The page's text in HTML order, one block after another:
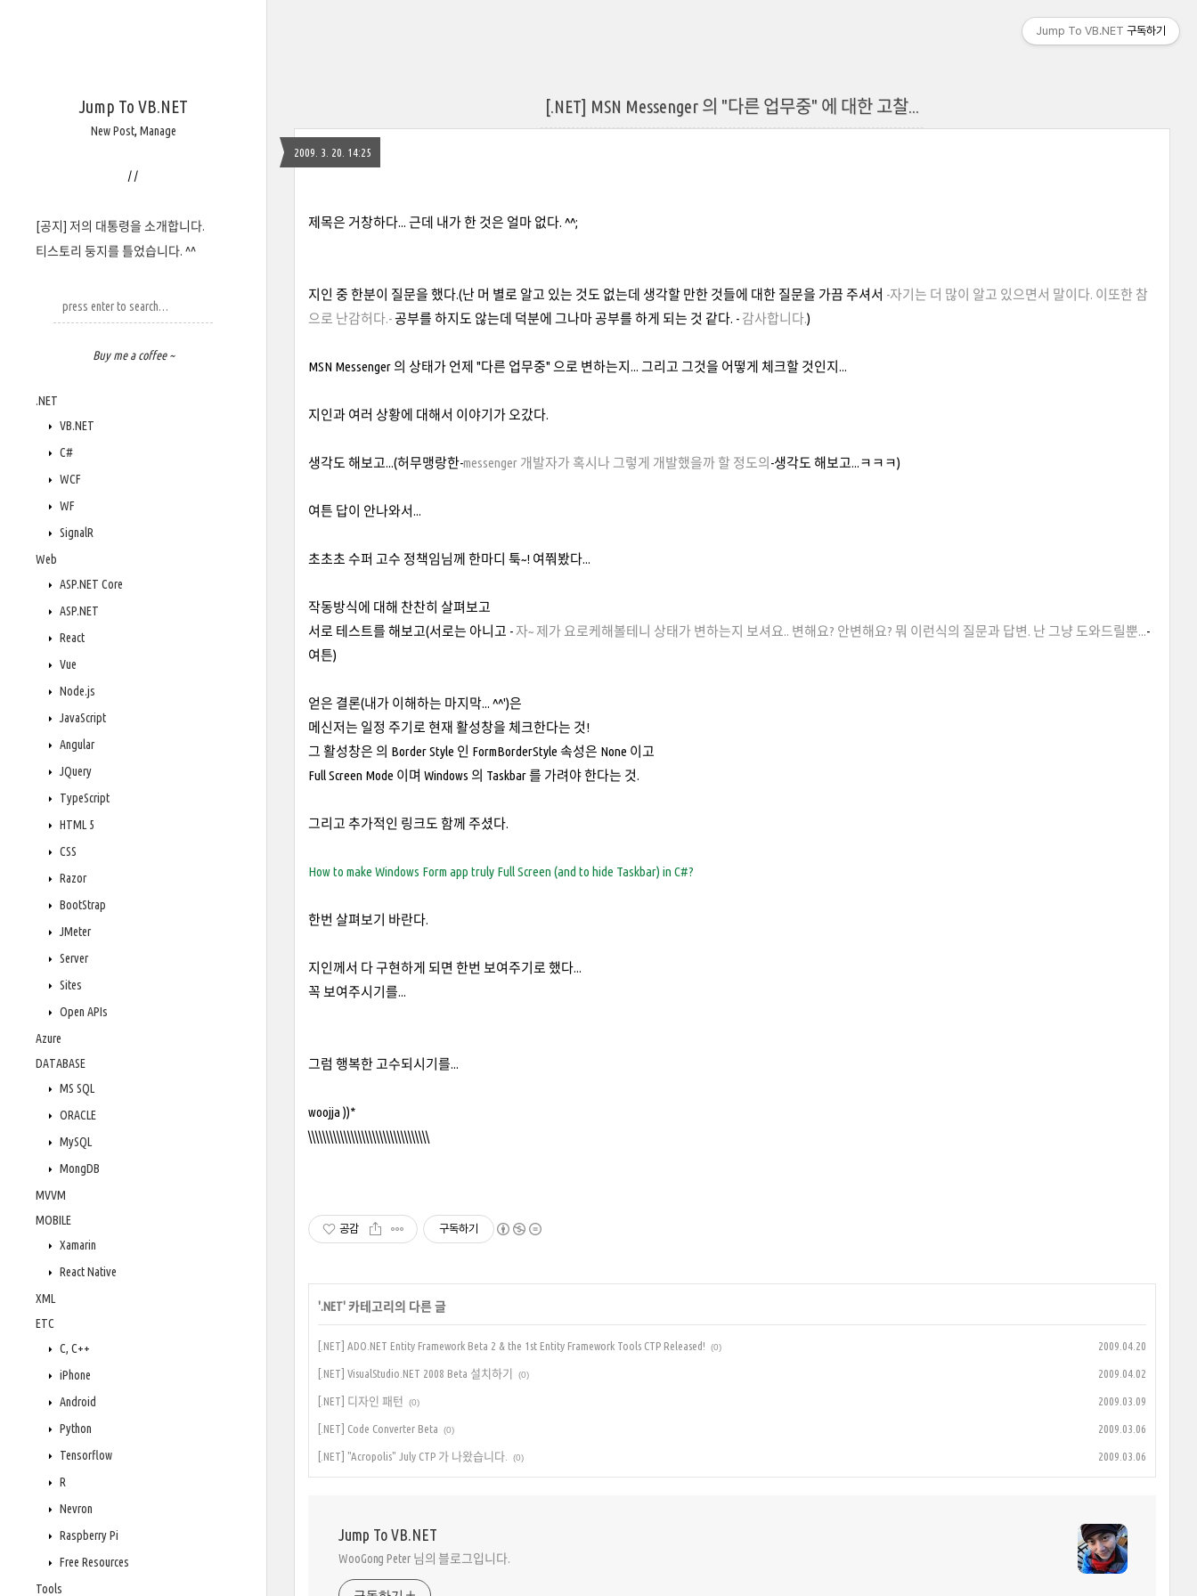
Jump To VB.NET
New Post, Manage
/ /
[공지] 저의 대통령을 소개합니다.
티스토리 둥지를 틀었습니다. ^^
Buy me a coffee ~
.NET
VB.NET
C#
WCF
WF
SignalR
Web
ASP.NET Core
ASP.NET
React
Vue
Node.js
JavaScript
Angular
JQuery
TypeScript
HTML 5
CSS
Razor
BootStrap
JMeter
Server
Sites
Open APIs
Azure
DATABASE
MS SQL
ORACLE
MySQL
MongDB
MVVM
MOBILE
Xamarin
React Native
XML
ETC
C, C++
iPhone
Android
Python
Tensorflow
R
Nevron
Raspberry Pi
Free Resources
Tools
[.NET] MSN Messenger 의 "다른 업무중" 에 대한 고찰...
2009. 3. 20. 14:25
제목은 거창하다... 근데 내가 한 것은 얼마 없다. ^^;
지인 중 한분이 질문을 했다.(난 머 별로 알고 있는 것도 없는데 생각할 만한 것들에 대한 질문을 가끔 주셔서 -자기는 더 많이 알고 있으면서 말이다. 이또한 참
으로 난감허다.-공부를 하지도 않는데 덕분에 그나마 공부를 하게 되는 것 같다. - 감사합니다.)
MSN Messenger 의 상태가 언제 "다른 업무중" 으로 변하는지... 그리고 그것을 어떻게 체크할 것인지...
지인과 여러 상황에 대해서 이야기가 오갔다.
생각도 해보고...(허무맹랑한-messenger 개발자가 혹시나 그렇게 개발했을까 할 정도의 -생각도 해보고...ㅋㅋㅋ)
여튼 답이 안나와서...
초초초 수퍼 고수 정책임님께 한마디 툭~! 여쭤봤다...
작동방식에 대해 찬찬히 살펴보고
서로 테스트를 해보고(서로는 아니고 - 자~ 제가 요로케해볼테니 상태가 변하는지 보셔요.. 변해요? 안변해요? 뭐 이런식의 질문과 답변. 난 그냥 도와드릴뿐...-
여튼)
얻은 결론(내가 이해하는 마지막... ^^')은
메신저는 일정 주기로 현재 활성창을 체크한다는 것!
그 활성창은 의 Border Style 인 FormBorderStyle 속성은 None 이고
Full Screen Mode 이며 Windows 의 Taskbar 를 가려야 한다는 것.
그리고 추가적인 링크도 함께 주셨다.
How to make Windows Form app truly Full Screen (and to hide Taskbar) in C#?
한번 살펴보기 바란다.
지인께서 다 구현하게 되면 한번 보여주기로 했다...
꼭 보여주시기를...
그럼 행복한 고수되시기를...
woojja ))*
\\\\\\\\\\\\\\\\\\\\\\\\\\\\\\\\\\
공감 구독하기
'.NET' 카테고리의 다른 글
[.NET] ADO.NET Entity Framework Beta 2 & the 1st Entity Framework Tools CTP Released! (0) 2009.04.20
[.NET] VisualStudio.NET 2008 Beta 설치하기 (0) 2009.04.02
[.NET] 디자인 패턴 (0) 2009.03.09
[.NET] Code Converter Beta (0) 2009.03.06
[.NET] "Acropolis" July CTP 가 나왔습니다. (0) 2009.03.06
Jump To VB.NET
WooGong Peter 님의 블로그입니다.
Jump To VB.NET 구독하기